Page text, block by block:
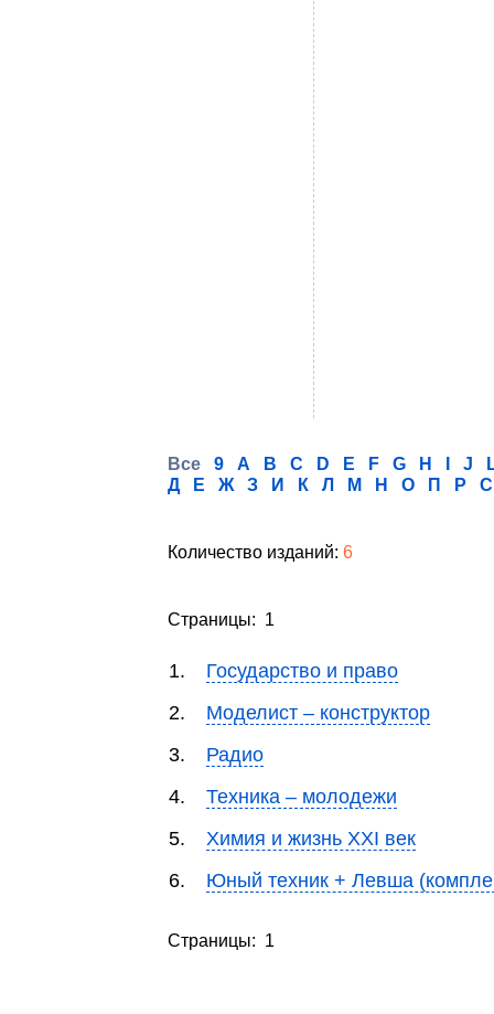
Все 9 A B C D E F G H J
Д
Е Ж З И К Л М Н О П Р С
Количество изданий: 6
Страницы: 1
1.
Государство и право
2.
Моделист – конструктор
3.
Радио
4.
Техника – молодежи
5.
Химия и жизнь XXI век
6.
Юный техник + Левша
Страницы: 1